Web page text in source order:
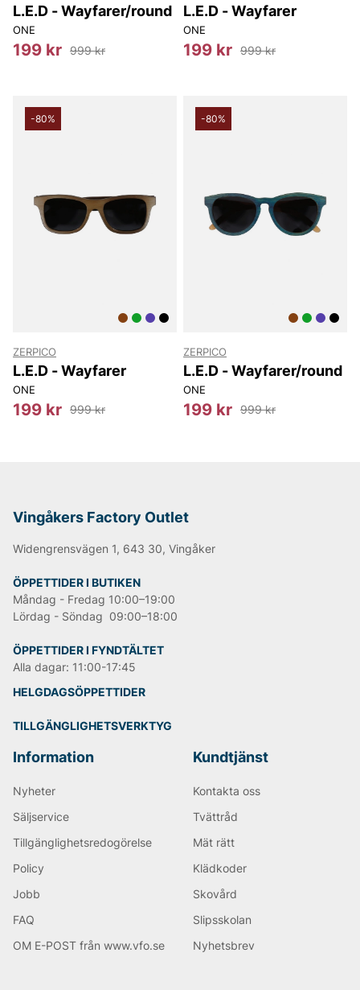
L.E.D - Wayfarer/round
ONE
199 kr 999 kr
L.E.D - Wayfarer
ONE
199 kr 999 kr
-80%
ZERPICO
L.E.D - Wayfarer
ONE
199 kr 999 kr
-80%
ZERPICO
L.E.D - Wayfarer/round
ONE
199 kr 999 kr
Vingåkers Factory Outlet
Widengrensvägen 1, 643 30, Vingåker
ÖPPETTIDER I BUTIKEN
Måndag - Fredag 10:00–19:00
Lördag - Söndag 09:00–18:00
ÖPPETTIDER I FYNDTÄLTET
Alla dagar: 11:00-17:45
HELGDAGSÖPPETTIDER
TILLGÄNGLIGHETSVERKTYG
Information
Nyheter
Säljservice
Tillgänglighetsredogörelse
Policy
Jobb
FAQ
OM E-POST från www.vfo.se
Kundtjänst
Kontakta oss
Tvättråd
Mät rätt
Klädkoder
Skovård
Slipsskolan
Nyhetsbrev